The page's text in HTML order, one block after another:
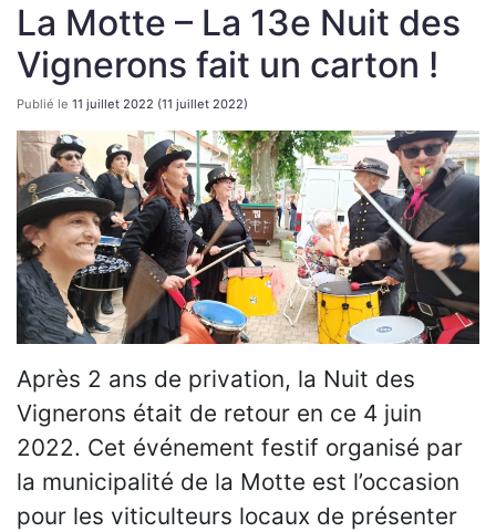
La Motte – La 13e Nuit des
Vignerons fait un carton !
Publié le 11 juillet 2022 (11 juillet 2022)
Après 2 ans de privation, la Nuit des
Vignerons était de retour en ce 4 juin
2022. Cet événement festif organisé par
la municipalité de la Motte est l’occasion
pour les viticulteurs locaux de présenter